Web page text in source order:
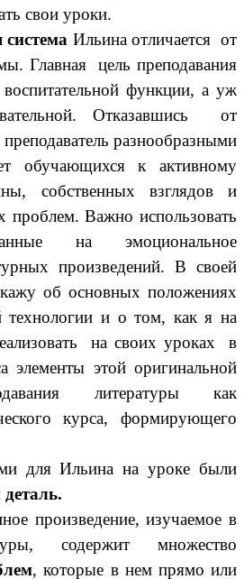
свои уроки.
Ильина отличается от
Главная цель преподавания
функции, а уж
Отказавшись от
разнообразными
обучающихся к активному
собственных взглядов и
проблем. Важно использовать
на эмоциональное
произведений. В своей
об основных положениях
технологии и о том, как я на
на своих уроках в
элементы этой оригинальной
литературы как
курса, формирующего
Ильина на уроке были
произведение, изучаемое в
содержит множество
, которые в нем прямо или